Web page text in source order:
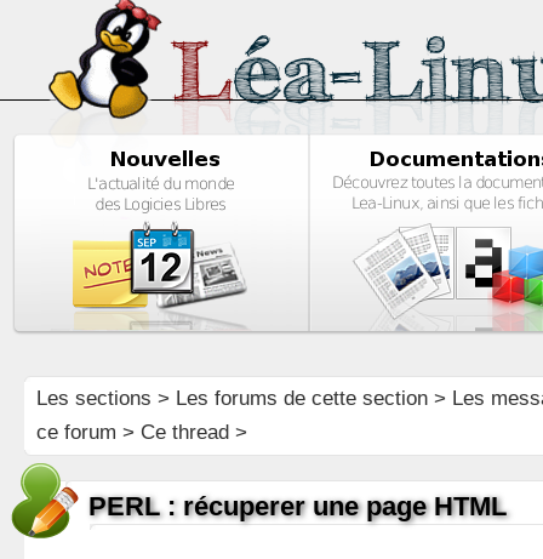
Les sections > Les forums de cette section> Les
ce forum > Ce thread >
PERL : récuperer une page HTML